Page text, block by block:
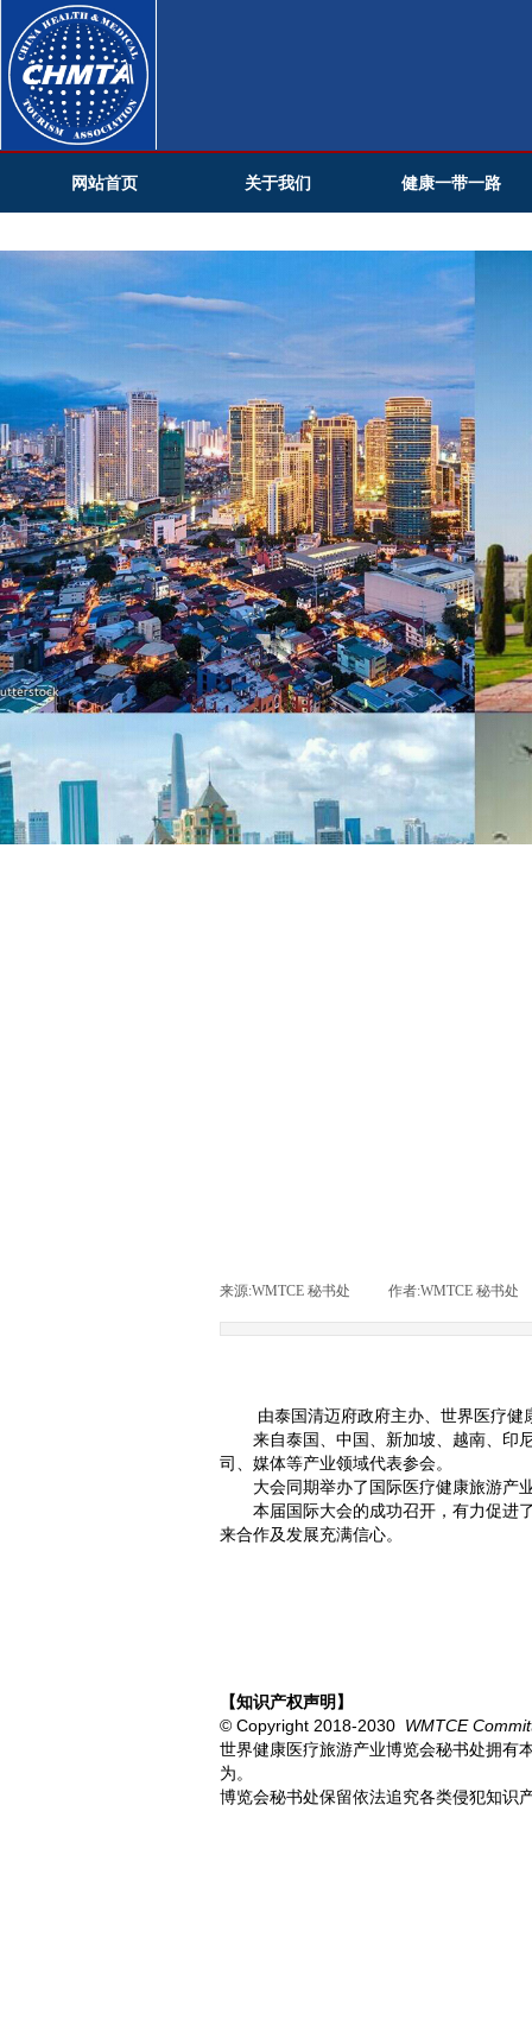
全球领
World's Leading
网站首页 关于我们 健康一带一路
来源:WMTCE 秘书处 作者:WMTCE 秘书处
由泰国清迈府政府主办、世界医疗健
来自泰国、中国、新加坡、越南、印
司、媒体等产业领域代表参会。
大会同期举办了国际医疗健康旅游产
本届国际大会的成功召开， 有力促进
来合作及发展充满信心。
【知识产权声明】
© Copyright 2018-2030 WMTCE
世界健康医疗旅游产业博览会秘书处拥有
为。
博览会秘书处保留依法追究各类侵犯知识